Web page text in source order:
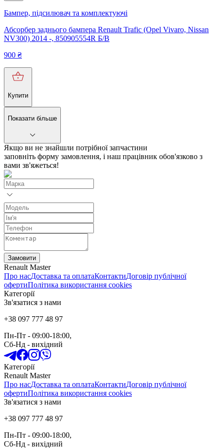
Бампер, підсилювач та комплектуючі
Абсорбер заднього бампера Renault Trafic (Opel Vivaro, Nissan
NV300) 2014 -, 850905554R Б/В
900 ₴
Купити
Показати більше
Якщо ви не знайшли потрібної запчастини
заповніть форму замовлення, і наш працівник обов'язково з
вами зв'яжеться!
Замовити
Renault Master
Про насДоставка та оплатаКонтактиДоговір публічної
офертиПолітика використання cookies
Категорії
Зв'язатися з нами
+38 097 777 48 97
Пн-Пт - 09:00-18:00,
Сб-Нд - вихідний
Категорії
Renault Master
Про насДоставка та оплатаКонтактиДоговір публічної
офертиПолітика використання cookies
Зв'язатися з нами
+38 097 777 48 97
Пн-Пт - 09:00-18:00,
Сб-Нд - вихідний